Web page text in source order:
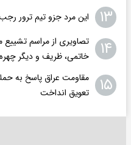
۱۳ این مرد جزو تیم ترور
۱۴
تصاویری از مراسم تشییع
خاتمی، ظریف و دیگر
۱۵
مقاومت عراق پاسخ به
تعویق انداخت